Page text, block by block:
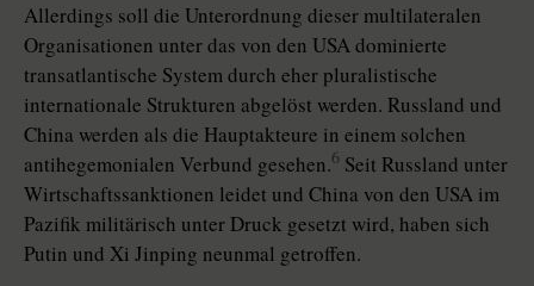
Allerdings soll die Unterordnung dieser multilateralen
Organisationen unter das von den USA dominierte
transatlantische System durch eher pluralistische
internationale Strukturen abgelöst werden. Russland und
China werden als die Hauptakteure in einem solchen
antihegemonialen Verbund gesehen.6 Seit Russland unter
Wirtschaftssanktionen leidet und China von den USA im
Pazifik militärisch unter Druck gesetzt wird, haben sich
Putin und Xi Jinping neunmal getroffen.